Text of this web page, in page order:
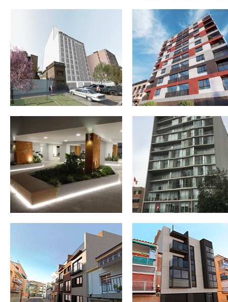
EDIFICIO MULTIFAMILIAR «PLAZA
MONET» 98 VIVIENDAS EN JESÚS
MARÍA. LIMA
EDIFICIO MULTIFAMILIAR
«ESSENZA» 65 VIVIENDAS
MIRAFLORES, LIMA.
REESTRUCTURACIÓN PARCIAL,
ACONDICIONAMIENTO TOTAL Y
AMPLIACIÓN DE EDIFICIO PARA 5
VIVIENDAS EN LA CALLE
CASARRUBUELOS Nº10. GETAFE.
MADRID
REESTRUCTURACIÓN
ACONDICIONAMIENTO TOTAL
AMPLIACIÓN DE EDIFICIO
VIVIENDAS Y GARAJE-
APARCAMIENTO EN LA
CIEMPOZUELOS Nº27.
MADRID
RECRECIDO DEL ANDÉN 1 Y
ADAPTACIÓN DE ACCESO EN LA
ESTACIÓN DE CASTELLÓN
RECRECIDO DE ANDENES EN
ESTACIÓN DE BADAJOZ